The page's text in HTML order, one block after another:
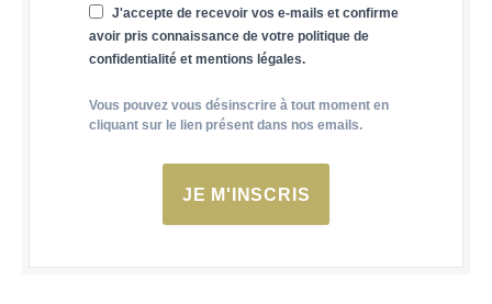
J'accepte de recevoir vos e-mails et confirme
avoir pris connaissance de votre politique de
confidentialité et mentions légales.
Vous pouvez vous désinscrire à tout moment en
cliquant sur le lien présent dans nos emails.
JE M'INSCRIS